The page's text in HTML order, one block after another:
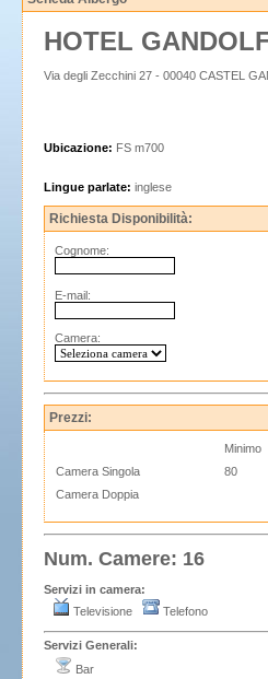
HOTEL
Via degli Zecchini 27 - 00040 CASTEL
Ubicazione: FS m700
Lingue parlate: inglese
Richiesta Disponibilità:
Cognome:
E-mail:
Camera:
Prezzi:
Minimo
Camera Singola
80
Camera Doppia
Num. Camere: 16
Servizi in camera:
Televisione
Telefono
Servizi Generali:
Bar